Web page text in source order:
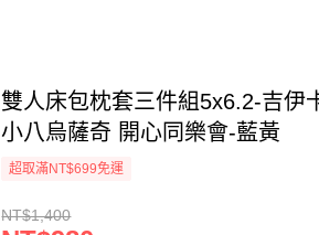
雙人床包枕套三件組5x6.2-吉伊
小八烏薩奇 開心同樂會-藍黃
超取滿NT$699免運
NT$1,400